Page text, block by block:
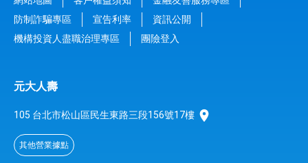
元大金控
元大證券
防制詐騙專區
宣告利率
資訊公開
機構投資人盡職治理專區
團險登入
元大人壽
105 台北市松山區民生東路三段156號17樓
其他營業據點